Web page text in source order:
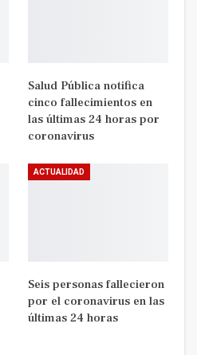
Salud Pública notifica
cinco fallecimientos en
las últimas 24 horas por
coronavirus
ACTUALIDAD
Seis personas fallecieron
por el coronavirus en las
últimas 24 horas